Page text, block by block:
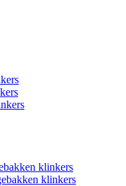
klinkers
klinkers